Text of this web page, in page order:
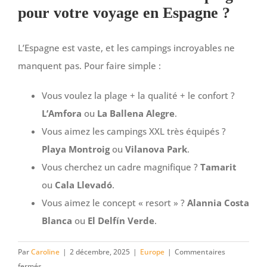
pour votre voyage en Espagne ?
L’Espagne est vaste, et les campings incroyables ne
manquent pas. Pour faire simple :
Vous voulez la plage + la qualité + le confort ?
L’Amfora ou La Ballena Alegre.
Vous aimez les campings XXL très équipés ?
Playa Montroigou Vilanova Park.
Vous cherchez un cadre magnifique ? Tamarit
ou Cala Llevadó.
Vous aimez le concept « resort » ? Alannia Costa
Blanca ou El Delfín Verde.
ParCaroline | 2 décembre, 2025 | Europe | Commentaires